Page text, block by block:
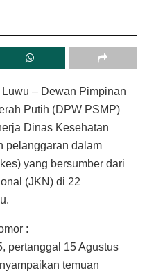
– Dewan Pimpinan
Putih (DPW PSMP)
Dinas Kesehatan
pelanggaran dalam
yang bersumber dari
(JKN) di 22
:
pertanggal 15 Agustus
temuan